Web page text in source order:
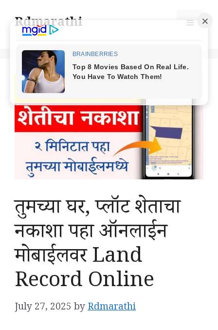
contentRdmarathi Menu
तुमच्या घर, प्लॉट शेताचा
नकाशा पहा ऑनलाईन
मोबाईलवर Land
Record Online
July 27, 2025 byRdmarathi